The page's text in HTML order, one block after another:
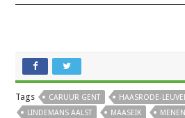
Tags CARUUR GENT HAASRODE-
LINDEMANS AALST
MAASEIK MENEN